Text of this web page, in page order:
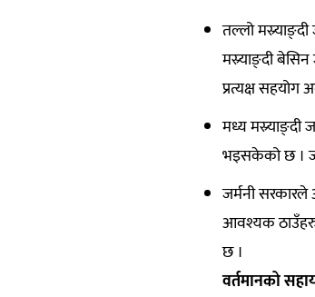
तल्लो
मस्र्याङ्दी
प्रत्यक्ष सहयोग
मध्य
भइसकेको छ ।
जर्मनी सरकारले
आवश्यक
छ ।
वर्तमानको